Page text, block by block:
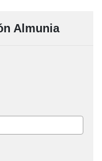
Almunia